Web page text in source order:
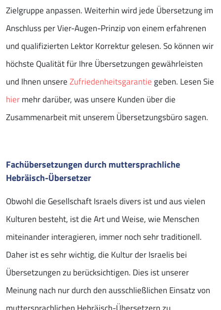
Zielgruppe anpassen. Weiterhin wird jede Übersetzung im
Anschluss per Vier-Augen-Prinzip von einem erfahrenen
und qualifizierten Lektor Korrektur gelesen. So können wir
höchste Qualität für Ihre Übersetzungen gewährleisten
und Ihnen unsereZufriedenheitsgarantie geben. Lesen Sie
hiermehr darüber, was unsere Kunden über die
Zusammenarbeit mit unserem Übersetzungsbüro sagen.
Fachübersetzungen durch muttersprachliche
Hebräisch-Übersetzer
Obwohl die Gesellschaft Israels divers ist und aus vielen
Kulturen besteht, ist die Art und Weise, wie Menschen
miteinander interagieren, immer noch sehr traditionell.
Daher ist es sehr wichtig, die Kultur der Israelis bei
Übersetzungen zu berücksichtigen. Dies ist unserer
Meinung nach nur durch den ausschließlichen Einsatz von